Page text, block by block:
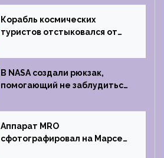
Корабль космических
туристов отстыковался от
на Землю
В NASA создали рюкзак,
помогающий не заблудиться
Аппарат MRO
сфотографировал на Марсе